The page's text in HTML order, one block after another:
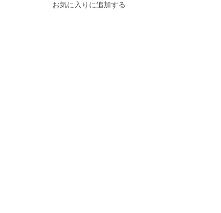
お気に入りに追加する